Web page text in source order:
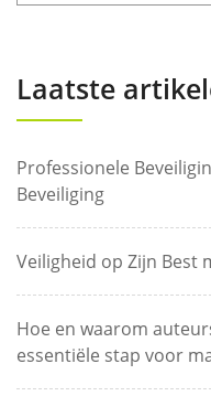
Laatste
Professionele
Beveiliging
Veiligheid op Zijn Best
Hoe en waarom
essentiële stap voor